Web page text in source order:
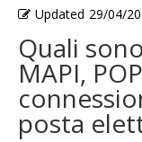
Updated 29/04/
Quali
MAPI,
posta